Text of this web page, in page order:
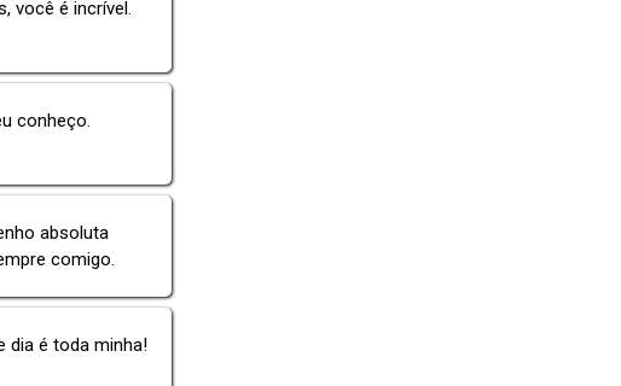
você é incrível.
conheço.
absoluta
comigo.
dia é toda minha!